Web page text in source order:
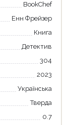
BookChef
Енн Фрейзер
Книга
Детектив
304
2023
Українська
Тверда
0.7